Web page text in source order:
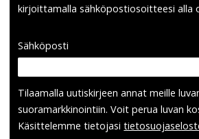
kirjoittamalla sähköpostiosoitteesi alla
Sähköposti
Tilaamalla uutis­kirjeen annat meille
suora­markkinointiin. Voit perua luvan
Käsittelemme tietojasi